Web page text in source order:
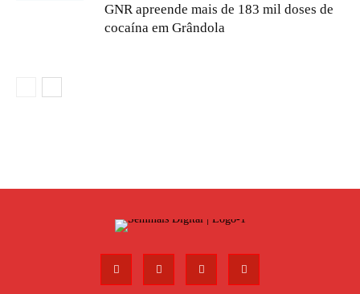
GNR apreende mais de 183 mil doses de
cocaína em Grândola